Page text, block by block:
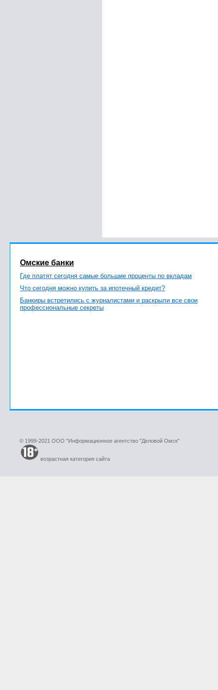
Омские банки
Где платят сегодня самые большие проценты по вкладам
Что сегодня можно купить за ипотечный кредит?
Банкиры встретились с журналистами и раскрыли все свои
профессиональные секреты
© 1999-2021 ООО "Информационное агентство "Деловой Омск"
возрастная категория сайта